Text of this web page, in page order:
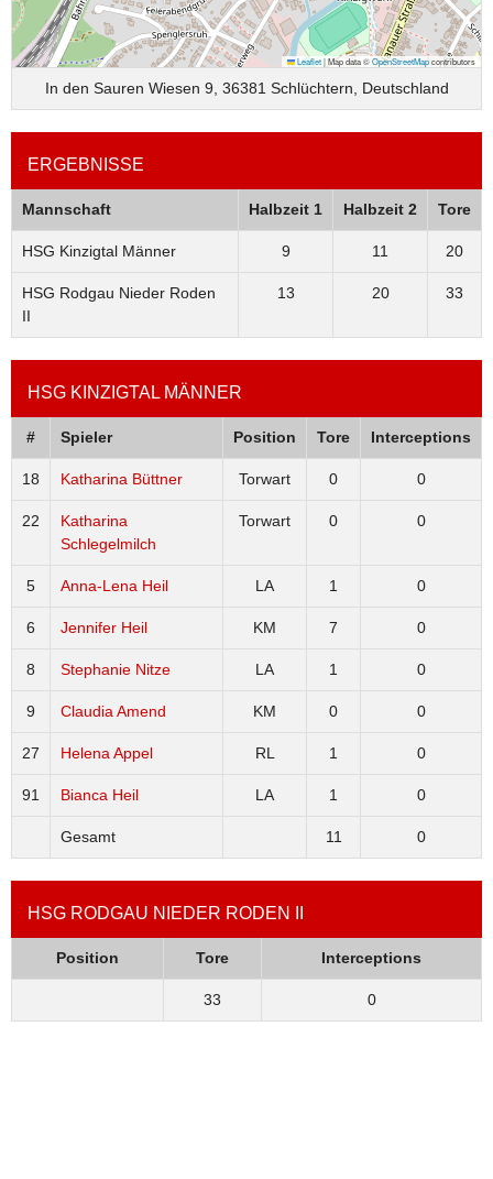
Leaflet|Map data ©OpenStreetMapcontributors
In den Sauren Wiesen 9, 36381 Schlüchtern, Deutschland
ERGEBNISSE
Mannschaft Halbzeit 1 Halbzeit 2 Tore
HSG Kinzigtal Männer 9 11 20
HSG Rodgau Nieder Roden
II
13 20 33
HSG KINZIGTAL MÄNNER
# Spieler Position Tore Interceptions
18 Katharina Büttner Torwart 0 0
22
Katharina
Schlegelmilch
Torwart 0 0
5 Anna-Lena Heil LA 1 0
6 Jennifer Heil KM 7 0
8 Stephanie Nitze LA 1 0
9 Claudia Amend KM 0 0
27 Helena Appel RL 1 0
91 Bianca Heil LA 1 0
Gesamt 11 0
HSG RODGAU NIEDER RODEN II
Position Tore Interceptions
33 0